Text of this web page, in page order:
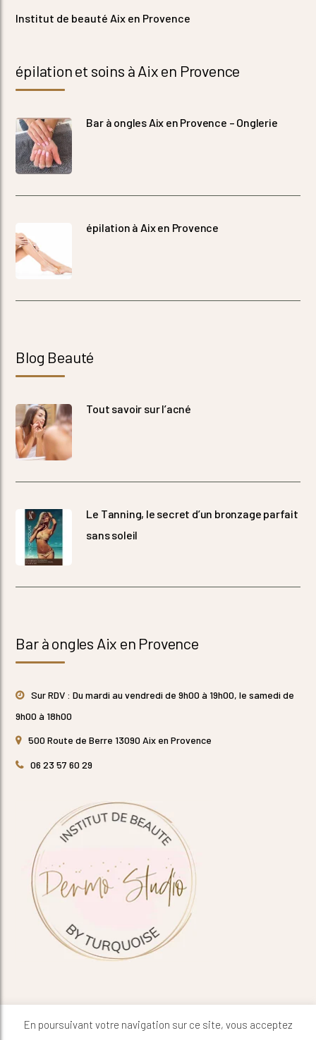
Institut de beauté Aix en Provence
épilation et soins à Aix en Provence
Bar à ongles Aix en Provence – Onglerie
épilation à Aix en Provence
Blog Beauté
Tout savoir sur l’acné
Le Tanning, le secret d’un bronzage parfait
sans soleil
Bar à ongles Aix en Provence
Sur RDV : Du mardi au vendredi de 9h00 à 19h00, le samedi de
9h00 à 18h00
500 Route de Berre 13090 Aix en Provence
06 23 57 60 29
En poursuivant votre navigation sur ce site, vous acceptez